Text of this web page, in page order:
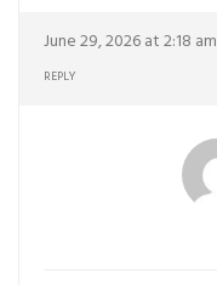
June 29, 2026 at 2:18 am
REPLY